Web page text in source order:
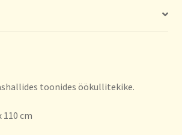
toonides öökullitekike.
110 cm